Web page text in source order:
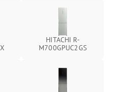
HITACHI R-
M700GPUC2GS